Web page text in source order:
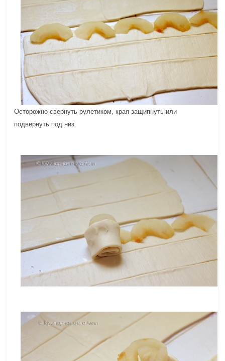
Осторожно свернуть рулетиком, края защипнуть или
подвернуть под низ.